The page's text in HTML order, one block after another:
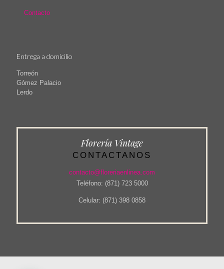
Contacto
Entrega a domicilio
Torreón
Gómez Palacio
Lerdo
Florería Vintage
CONTACTANOS
contacto@floreriaenlinea.com
Teléfono: (871) 723 5000
Celular: (871) 398 0858